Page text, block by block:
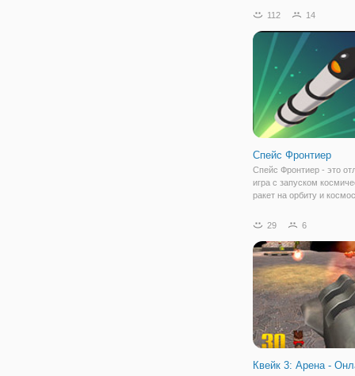
встретитесь со
вместе с ними будете
преодолевать
112 14
Спейс Фронтиер
Спейс Фронтиер - это
игра с запуском
ракет на орбиту и
ответственность перед
космонавтов.
29 6
Квейк 3: Арена -